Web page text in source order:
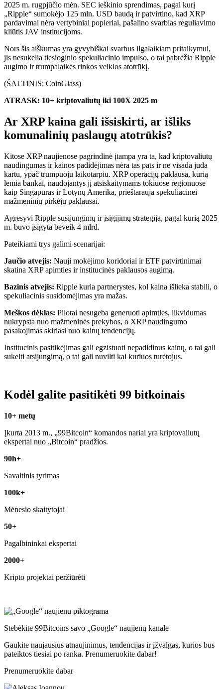
2025 m. rugpjūčio mėn. SEC ieškinio sprendimas, pagal kurį
„Ripple“ sumokėjo 125 mln. USD baudą ir patvirtino, kad XRP
pardavimai nėra vertybiniai popieriai, pašalino svarbias reguliavimo
kliūtis JAV institucijoms.
Nors šis aiškumas yra gyvybiškai svarbus ilgalaikiam pritaikymui,
jis nesukelia tiesioginio spekuliacinio impulso, o tai pabrėžia Ripple
augimo ir trumpalaikės rinkos veiklos atotrūkį.
(ŠALTINIS: CoinGlass)
ATRASK: 10+ kriptovaliutų iki 100X 2025 m
Ar XRP kaina gali išsiskirti, ar išliks
komunalinių paslaugų atotrūkis?
Kitose XRP naujienose pagrindinė įtampa yra ta, kad kriptovaliutų
naudingumas ir kainos padidėjimas nėra tas pats ir ne visada juda
kartu, ypač trumpuoju laikotarpiu. XRP operacijų paklausa, kurią
lemia bankai, naudojantys jį atsiskaitymams tokiuose regionuose
kaip Singapūras ir Lotynų Amerika, prieštarauja spekuliacinei
mažmeninių pirkėjų paklausai.
Agresyvi Ripple susijungimų ir įsigijimų strategija, pagal kurią 2025
m. buvo įsigyta beveik 4 mlrd.
Pateikiami trys galimi scenarijai:
Jaučio atvejis: Nauji mokėjimo koridoriai ir ETF patvirtinimai
skatina XRP apimties ir institucinės paklausos augimą.
Bazinis atvejis: Ripple kuria partnerystes, kol kaina išlieka stabili, o
spekuliacinis susidomėjimas yra mažas.
Meškos dėklas: Pilotai nesugeba generuoti apimties, likvidumas
nukrypsta nuo mažmeninės prekybos, o XRP naudingumo
pasakojimas skiriasi nuo kainų tendencijų.
Institucinis pasitikėjimas gali egzistuoti nepadidinus kainų, o tai gali
sukelti atsijungimą, o tai gali nuvilti kai kuriuos turėtojus.
Kodėl galite pasitikėti 99 bitkoinais
10+ metų
Įkurta 2013 m., „99Bitcoin“ komandos nariai yra kriptovaliutų
ekspertai nuo „Bitcoin“ pradžios.
90h+
Savaitinis tyrimas
100k+
Mėnesio skaitytojai
50+
Pagalbininkai ekspertai
2000+
Kripto projektai peržiūrėti
Stebėkite 99Bitcoins savo „Google“ naujienų kanale
Gaukite naujausius atnaujinimus, tendencijas ir įžvalgas, kurios bus
pateiktos tiesiai po ranka. Prenumeruokite dabar!
Prenumeruokite dabar